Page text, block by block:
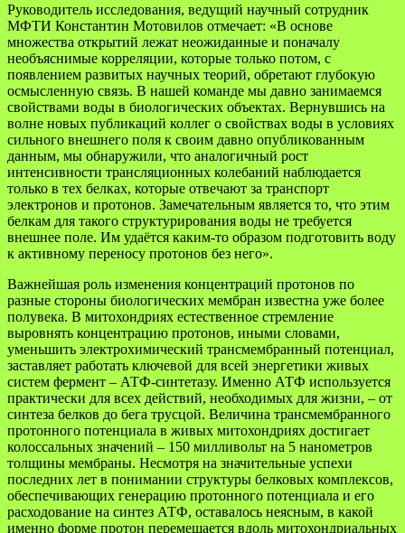
Руководитель исследования, ведущий научный сотрудник
МФТИ Константин Мотовилов отмечает: «В основе
множества открытий лежат неожиданные и поначалу
необъяснимые корреляции, которые только потом, с
появлением развитых научных теорий, обретают глубокую
осмысленную связь. В нашей команде мы давно занимаемся
свойствами воды в биологических объектах. Вернувшись на
волне новых публикаций коллег о свойствах воды в условиях
сильного внешнего поля к своим давно опубликованным
данным, мы обнаружили, что аналогичный рост
интенсивности трансляционных колебаний наблюдается
только в тех белках, которые отвечают за транспорт
электронов и протонов. Замечательным является то, что этим
белкам для такого структурирования воды не требуется
внешнее поле. Им удаётся каким-то образом подготовить воду
к активному переносу протонов без него».
Важнейшая роль изменения концентраций протонов по
разные стороны биологических мембран известна уже более
полувека. В митохондриях естественное стремление
выровнять концентрацию протонов, иными словами,
уменьшить электрохимический трансмембранный потенциал,
заставляет работать ключевой для всей энергетики живых
систем фермент – АТФ-синтетазу. Именно АТФ используется
практически для всех действий, необходимых для жизни, – от
синтеза белков до бега трусцой. Величина трансмембранного
протонного потенциала в живых митохондриях достигает
колоссальных значений – 150 милливольт на 5 нанометров
толщины мембраны. Несмотря на значительные успехи
последних лет в понимании структуры белковых комплексов,
обеспечивающих генерацию протонного потенциала и его
расходование на синтез АТФ, оставалось неясным, в какой
именно форме протон перемещается вдоль митохондриальных